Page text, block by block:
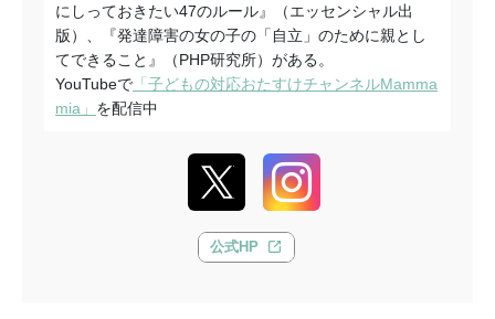
にしっておきたい47のルール』（エッセンシャル出
版）、『発達障害の女の子の「自立」のために親とし
てできること』（PHP研究所）がある。
YouTubeで 「子どもの対応おたすけチャンネルMamma
mia」 を配信中
公式HP